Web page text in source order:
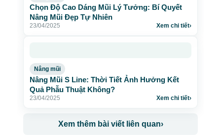
Chọn Độ Cao Dáng Mũi Lý Tưởng: Bí Quyết
Nâng Mũi Đẹp Tự Nhiên
23/04/2025 Xem chi tiết›
Nâng mũi
Nâng Mũi S Line: Thời Tiết Ảnh Hưởng Kết
Quả Phẫu Thuật Không?
23/04/2025 Xem chi tiết›
Xem thêm bài viết liên quan›